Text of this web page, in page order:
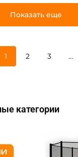
Показать еще
1 2 3 …
категории